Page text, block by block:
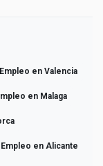
Empleo en Valencia
en Malaga
Empleo en Alicante